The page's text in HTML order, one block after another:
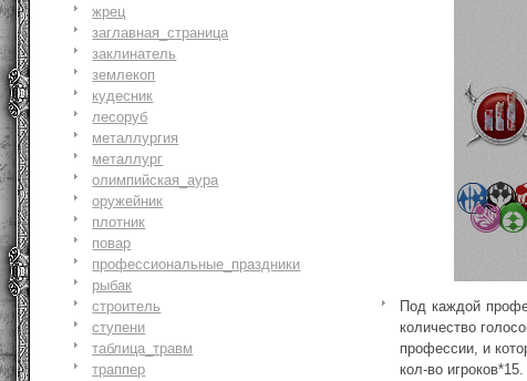
жрец
заглавная_страница
заклинатель
землекоп
кудесник
лесоруб
металлургия
металлург
олимпийская_аура
оружейник
плотник
повар
профессиональные_праздники
рыбак
строитель
ступени
таблица_травм
траппер
Под каждой
количество
профессии, и
кол-во игроков*15.